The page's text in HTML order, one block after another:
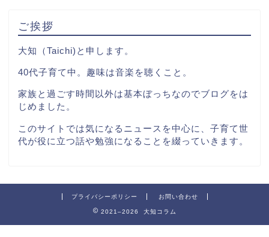
ご挨拶
大知（Taichi)と申します。
40代子育て中。趣味は音楽を聴くこと。
家族と過ごす時間以外は基本ぼっちなのでブログをは
じめました。
このサイトでは気になるニュースを中心に、子育て世
代が役に立つ話や勉強になることを綴っていきます。
プライバシーポリシー お問い合わせ
2021–2026 大知コラム